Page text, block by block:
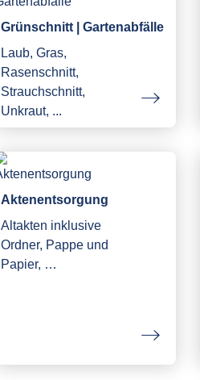
Grünschnitt | Gartenabfälle
Laub, Gras,
Rasenschnitt,
Strauchschnitt,
Unkraut, ...
Aktenentsorgung
Altakten inklusive
Ordner, Pappe und
Papier, …